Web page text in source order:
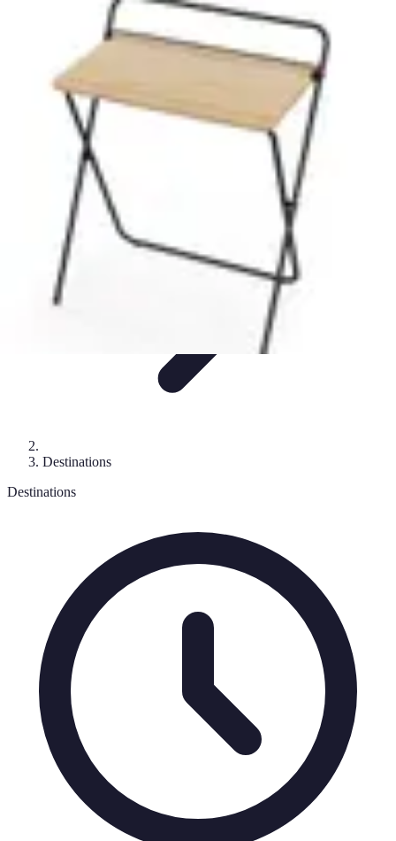
Découverte Monde
Inspiration de VoyageDestinations cachées DestinationsCulture et
Tendances
Découverte Monde
Destinations
Destinations